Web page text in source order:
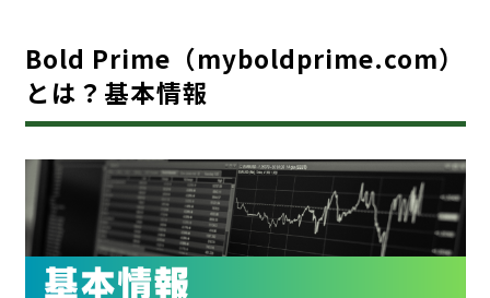
Bold Prime（myboldprime.com）
とは？基本情報